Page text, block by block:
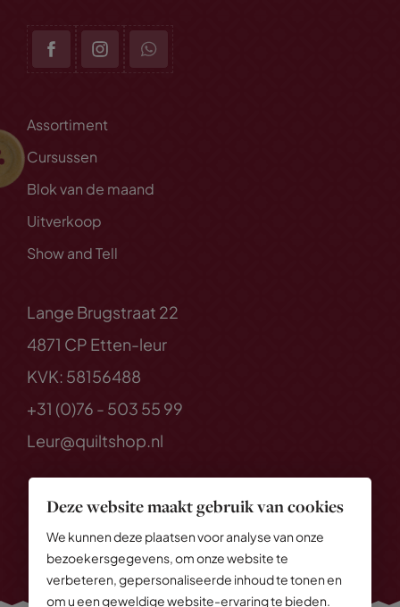
Deze website maakt gebruik van cookies
We kunnen deze plaatsen voor analyse van onze
bezoekersgegevens, om onze website te
verbeteren, gepersonaliseerde inhoud te tonen en
om u een geweldige website-ervaring te bieden.
Assortiment
Cursussen
Blok van de maand
Uitverkoop
Show and Tell
Lange Brugstraat 22
4871 CP Etten-leur
KVK: 58156488
+31 (0)76 - 503 55 99
Leur@quiltshop.nl